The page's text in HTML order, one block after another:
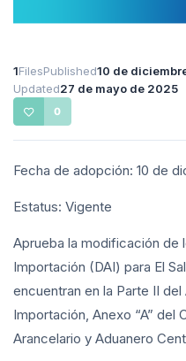
1FilesPublished10 de
Updated27 de mayo de 2025
0
Fecha de adopción: 10 de
Estatus: Vigente
Aprueba la modificación de
Importación (DAI) para El
encuentran en la Parte II
Importación, Anexo “A” del
Arancelario y Aduanero